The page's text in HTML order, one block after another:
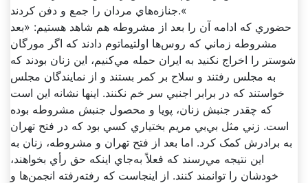
جنازه‌هاي مردان را جمع و دفن کردند.«
حضوري که ادامه آن را بعد از مشروطه هم شاهد هستيم: «بعد
مشروطه زماني که روس‌ها اولتيماتوم دادند که اگر مورگان
شوستر را اخراج نکنيد به ايران حمله مي‌کنيم، اين زنان بودند که
به مجلس رفتند و سلاح بر کمر بستند و از نمايندگان مجلس
خواستند که در برابر اجنبي سر خم نکنند. اينها نشانه اين است
که چقدر جنبش زنان، پويا و محصول جنبش مشروطه بوده
است. زني مثل بي‌بي مريم بختياري کسي بود که در فتح تهران
به برادرش کمک کرد. اما بعد از فتح تهران و مشروطه، زنان به
اين نتيجه مي‌رسند که فعلاً به‌جاي اينکه حق رأي بخواهند،
خودشان را توانمند کنند. از اينجاست که رفته‌رفته انجمن‌ها و